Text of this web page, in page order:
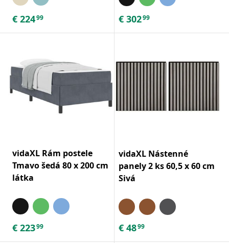
€ 22499 € 30299
vidaXL Rám postele
Tmavo šedá 80 x 200 cm
látka
€ 22399
vidaXL Nástenné
panely 2 ks 60,5 x 60 cm
Sivá
€ 4899